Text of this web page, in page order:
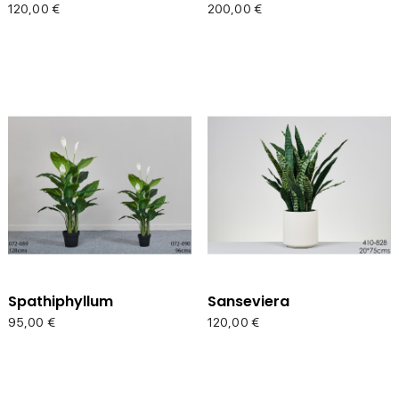
Precio
120,00 € Precio
200,00 €
Spathiphyllum
Precio
95,00 €
Sanseviera
Precio
120,00 €